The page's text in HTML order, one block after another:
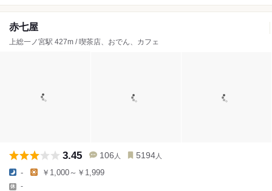
赤七屋
上総一ノ宮駅 427m / 喫茶店、おでん、カフェ
3.45 106 人 5194 人
- ￥1,000～￥1,999
-